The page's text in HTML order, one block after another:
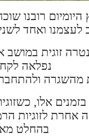
היומיום רובנו
לעצמנו ואחד
זוגית במושב
נפלאה
ולהתחבר
בזמנים אלו,
אחרת לזוגיות
בהחלט